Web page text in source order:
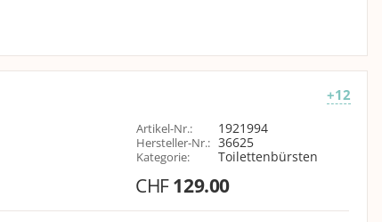
+12
Artikel-Nr.: 1921994
Hersteller-Nr.: 36625
Kategorie: Toilettenbürsten
CHF129.00